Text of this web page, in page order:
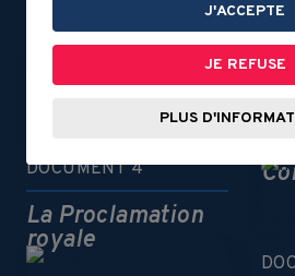
Le sort de la
population
Le
DOCUMENT 4
La Proclamation
royale
J'ACCEPTE
JE REFUSE
PLUS